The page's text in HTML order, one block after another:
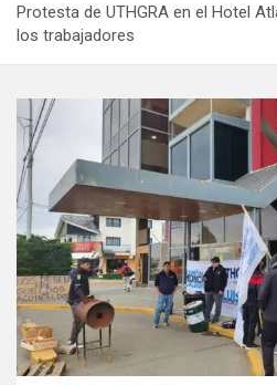
Protesta de UTHGRA en el Hotel
los trabajadores